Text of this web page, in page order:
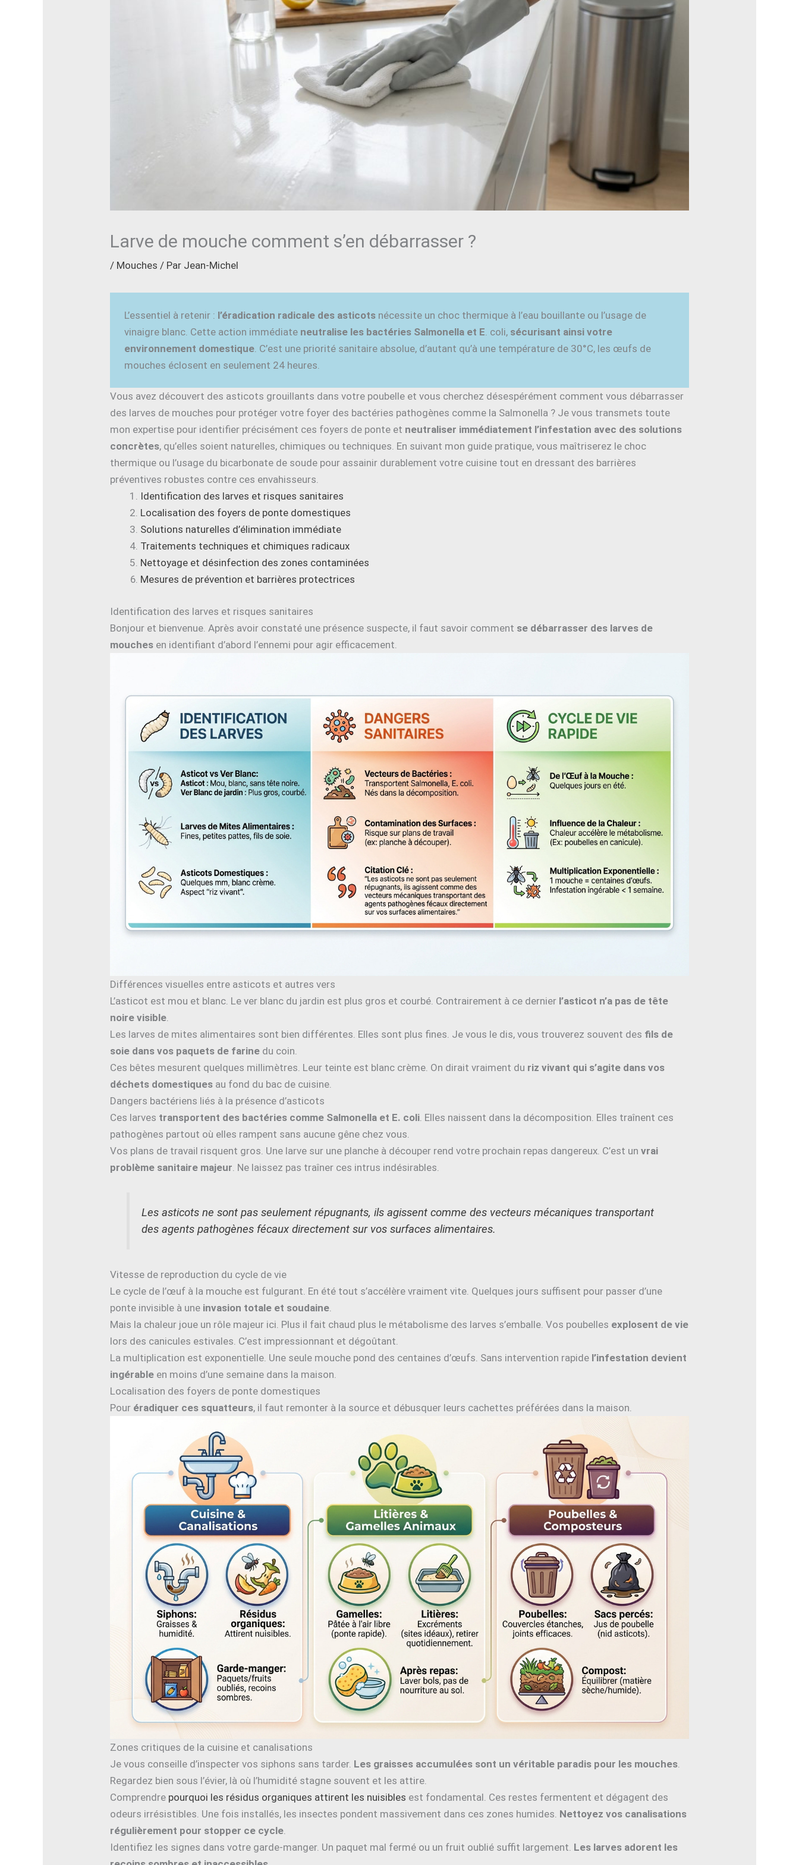
Larve de mouche comment s’en débarrasser ?
/ Mouches / Par Jean-Michel
L’essentiel à retenir : l’éradication radicale des asticots nécessite un choc thermique à l’eau bouillante ou l’usage de
vinaigre blanc. Cette action immédiate neutralise les bactéries Salmonella et E. coli, sécurisant ainsi votre
environnement domestique. C’est une priorité sanitaire absolue, d’autant qu’à une température de 30°C, les œufs de
mouches éclosent en seulement 24 heures.
Vous avez découvert des asticots grouillants dans votre poubelle et vous cherchez désespérément comment vous débarrasser
des larves de mouches pour protéger votre foyer des bactéries pathogènes comme la Salmonella ? Je vous transmets toute
mon expertise pour identifier précisément ces foyers de ponte et neutraliser immédiatement l’infestation avec des solutions
concrètes, qu’elles soient naturelles, chimiques ou techniques. En suivant mon guide pratique, vous maîtriserez le choc
thermique ou l’usage du bicarbonate de soude pour assainir durablement votre cuisine tout en dressant des barrières
préventives robustes contre ces envahisseurs.
Identification des larves et risques sanitaires
Localisation des foyers de ponte domestiques
Solutions naturelles d’élimination immédiate
Traitements techniques et chimiques radicaux
Nettoyage et désinfection des zones contaminées
Mesures de prévention et barrières protectrices
Identification des larves et risques sanitaires
Bonjour et bienvenue. Après avoir constaté une présence suspecte, il faut savoir comment se débarrasser des larves de
mouches en identifiant d’abord l’ennemi pour agir efficacement.
Différences visuelles entre asticots et autres vers
L’asticot est mou et blanc. Le ver blanc du jardin est plus gros et courbé. Contrairement à ce dernier l’asticot n’a pas de tête
noire visible.
Les larves de mites alimentaires sont bien différentes. Elles sont plus fines. Je vous le dis, vous trouverez souvent des fils de
soie dans vos paquets de farine du coin.
Ces bêtes mesurent quelques millimètres. Leur teinte est blanc crème. On dirait vraiment du riz vivant qui s’agite dans vos
déchets domestiques au fond du bac de cuisine.
Dangers bactériens liés à la présence d’asticots
Ces larves transportent des bactéries comme Salmonella et E. coli. Elles naissent dans la décomposition. Elles traînent ces
pathogènes partout où elles rampent sans aucune gêne chez vous.
Vos plans de travail risquent gros. Une larve sur une planche à découper rend votre prochain repas dangereux. C’est unvrai
problème sanitaire majeur. Ne laissez pas traîner ces intrus indésirables.
Les asticots ne sont pas seulement répugnants, ils agissent comme des vecteurs mécaniques transportant
des agents pathogènes fécaux directement sur vos surfaces alimentaires.
Vitesse de reproduction du cycle de vie
Le cycle de l’œuf à la mouche est fulgurant. En été tout s’accélère vraiment vite. Quelques jours suffisent pour passer d’une
ponte invisible à une invasion totale et soudaine.
Mais la chaleur joue un rôle majeur ici. Plus il fait chaud plus le métabolisme des larves s’emballe. Vos poubelles explosent de vie
lors des canicules estivales. C’est impressionnant et dégoûtant.
La multiplication est exponentielle. Une seule mouche pond des centaines d’œufs. Sans intervention rapide l’infestation devient
ingérable en moins d’une semaine dans la maison.
Localisation des foyers de ponte domestiques
Pour éradiquer ces squatteurs, il faut remonter à la source et débusquer leurs cachettes préférées dans la maison.
Zones critiques de la cuisine et canalisations
Je vous conseille d’inspecter vos siphons sans tarder. Les graisses accumulées sont un véritable paradis pour les mouches.
Regardez bien sous l’évier, là où l’humidité stagne souvent et les attire.
Comprendre pourquoi les résidus organiques attirent les nuisibles est fondamental. Ces restes fermentent et dégagent des
odeurs irrésistibles. Une fois installés, les insectes pondent massivement dans ces zones humides. Nettoyez vos canalisations
régulièrement pour stopper ce cycle.
Identifiez les signes dans votre garde-manger. Un paquet mal fermé ou un fruit oublié suffit largement. Les larves adorent les